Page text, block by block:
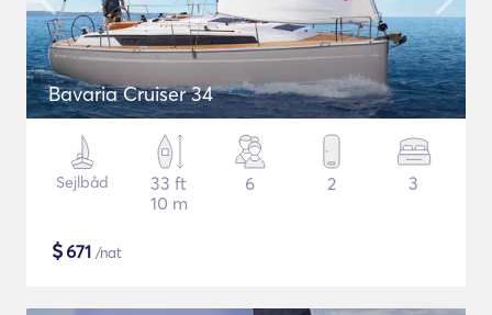
Bavaria Cruiser 34
Sejlbåd
33 ft
10 m
6 2 3
$671 /nat